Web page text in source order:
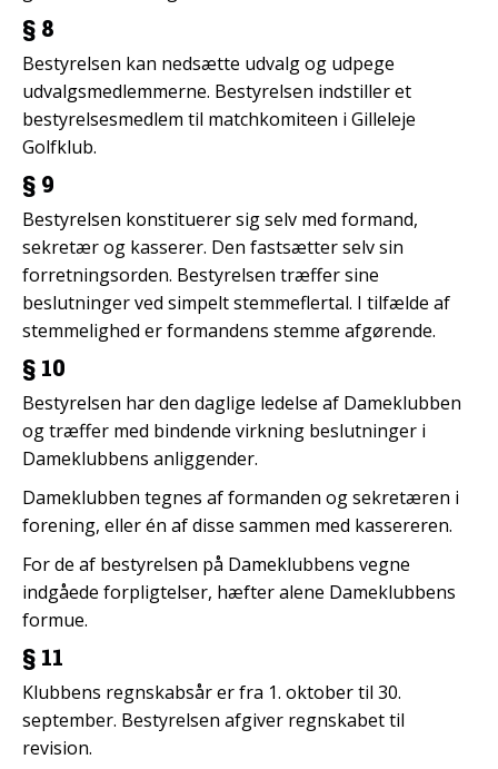
§ 8
Bestyrelsen kan nedsætte udvalg og udpege
udvalgsmedlemmerne. Bestyrelsen indstiller et
bestyrelsesmedlem til matchkomiteen i Gilleleje
Golfklub.
§ 9
Bestyrelsen konstituerer sig selv med formand,
sekretær og kasserer. Den fastsætter selv sin
forretningsorden. Bestyrelsen træffer sine
beslutninger ved simpelt stemmeflertal. I tilfælde af
stemmelighed er formandens stemme afgørende.
§ 10
Bestyrelsen har den daglige ledelse af Dameklubben
og træffer med bindende virkning beslutninger i
Dameklubbens anliggender.
Dameklubben tegnes af formanden og sekretæren i
forening, eller én af disse sammen med kassereren.
For de af bestyrelsen på Dameklubbens vegne
indgåede forpligtelser, hæfter alene Dameklubbens
formue.
§ 11
Klubbens regnskabsår er fra 1. oktober til 30.
september. Bestyrelsen afgiver regnskabet til
revision.